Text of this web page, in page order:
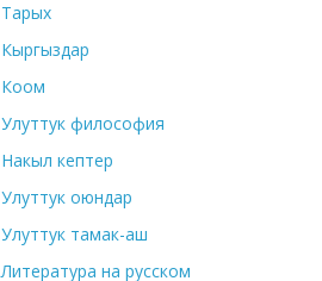
Тарых
Кыргыздар
Коом
Улуттук философия
Накыл кептер
Улуттук оюндар
Улуттук тамак-аш
Литература на русском